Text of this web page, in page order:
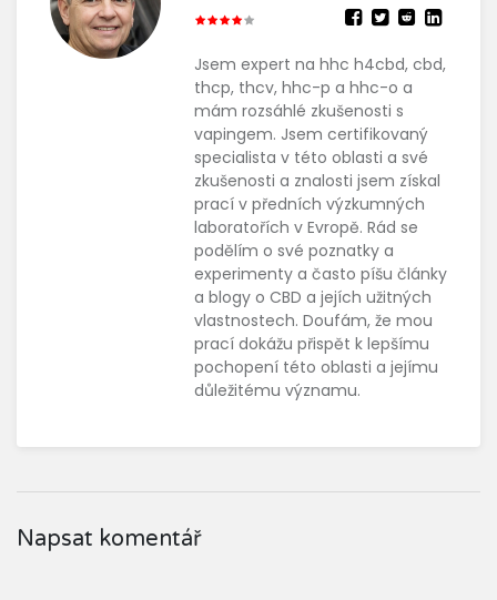
Jsem expert na hhc h4cbd, cbd,
thcp, thcv, hhc-p a hhc-o a
mám rozsáhlé zkušenosti s
vapingem. Jsem certifikovaný
specialista v této oblasti a své
zkušenosti a znalosti jsem získal
prací v předních výzkumných
laboratořích v Evropě. Rád se
podělím o své poznatky a
experimenty a často píšu články
a blogy o CBD a jejích užitných
vlastnostech. Doufám, že mou
prací dokážu přispět k lepšímu
pochopení této oblasti a jejímu
důležitému významu.
Napsat komentář